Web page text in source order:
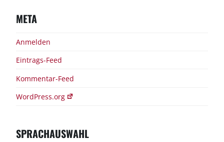
META
Anmelden
Eintrags-Feed
Kommentar-Feed
WordPress.org
SPRACHAUSWAHL